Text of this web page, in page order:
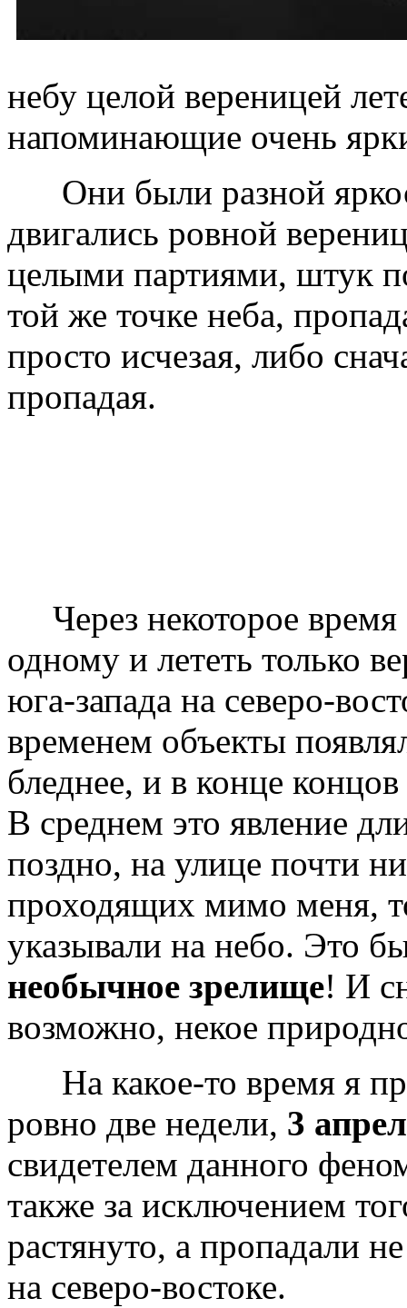
небу целой вереницей
напоминающие очень
Они были разной
двигались ровной
целыми партиями, штук
той же точке неба,
просто исчезая, либо
пропадая.
Через некоторое время
одному и лететь только
юга-запада на северо-
временем объекты
бледнее, и в конце
В среднем это явление
поздно, на улице почти
проходящих мимо меня,
указывали на небо. Это
необычное зрелище! И
возможно, некое
На какое-то время я
ровно две недели, 3
свидетелем данного
также за исключением
растянуто, а пропадали
на северо-востоке.